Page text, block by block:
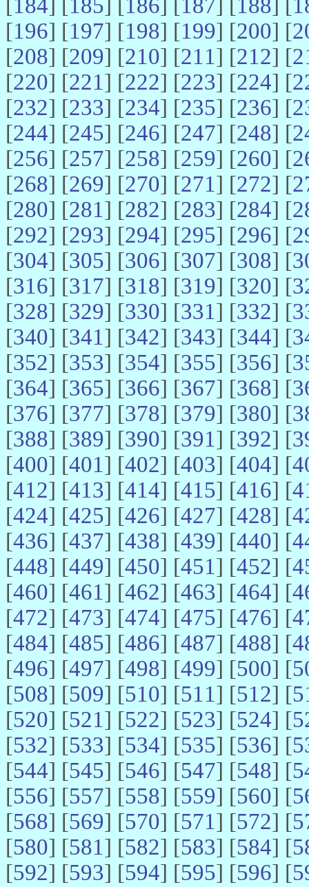
[184] [185] [186] [187] [188] [
[196] [197] [198] [199] [200] [
[208] [209] [210] [211] [212] [
[220] [221] [222] [223] [224] [
[232] [233] [234] [235] [236] [
[244] [245] [246] [247] [248] [
[256] [257] [258] [259] [260] [
[268] [269] [270] [271] [272] [
[280] [281] [282] [283] [284] [
[292] [293] [294] [295] [296] [
[304] [305] [306] [307] [308] [
[316] [317] [318] [319] [320] [
[328] [329] [330] [331] [332] [
[340] [341] [342] [343] [344] [
[352] [353] [354] [355] [356] [
[364] [365] [366] [367] [368] [
[376] [377] [378] [379] [380] [
[388] [389] [390] [391] [392] [
[400] [401] [402] [403] [404] [
[412] [413] [414] [415] [416] [
[424] [425] [426] [427] [428] [
[436] [437] [438] [439] [440] [
[448] [449] [450] [451] [452] [
[460] [461] [462] [463] [464] [
[472] [473] [474] [475] [476] [
[484] [485] [486] [487] [488] [
[496] [497] [498] [499] [500] [
[508] [509] [510] [511] [512] [
[520] [521] [522] [523] [524] [
[532] [533] [534] [535] [536] [
[544] [545] [546] [547] [548] [
[556] [557] [558] [559] [560] [
[568] [569] [570] [571] [572] [
[580] [581] [582] [583] [584] [
[592] [593] [594] [595] [596] [